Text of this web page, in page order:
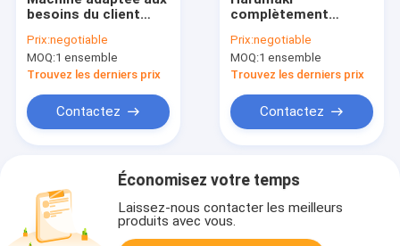
besoins du client
pain d'oeufs de
machine d'emballage
de petit pain de
Prix:negotiable
MOQ:1 ensemble
Trouvez les derniers prix
Contactez
complètement
le petit pain de
ressort de machine
faisant l'équipement
Prix:negotiable
MOQ:1 ensemble
Trouvez les derniers prix
Contactez
Économisez votre temps
Laissez-nous contacter les meilleurs
produits avec vous.